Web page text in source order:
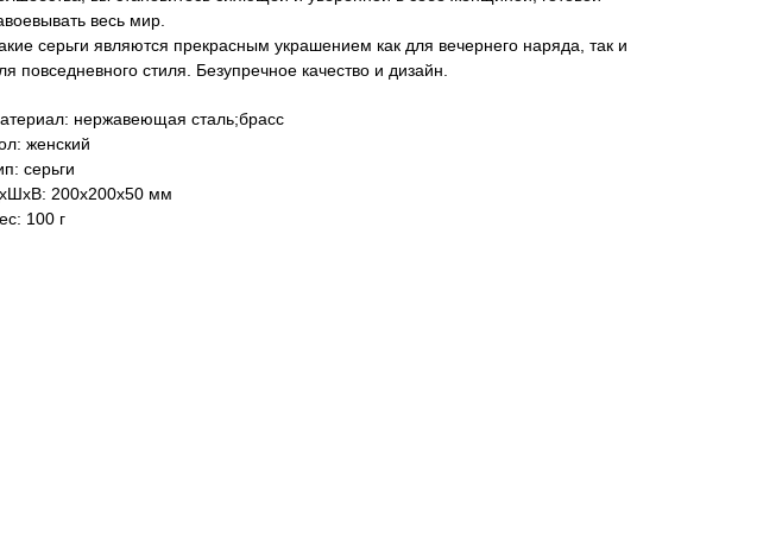
весь мир.
серьги являются прекрасным украшением как для вечернего наряда, так и
повседневного стиля. Безупречное качество и дизайн.
нержавеющая сталь;брасс
женский
серьги
200x200x50 мм
100 г